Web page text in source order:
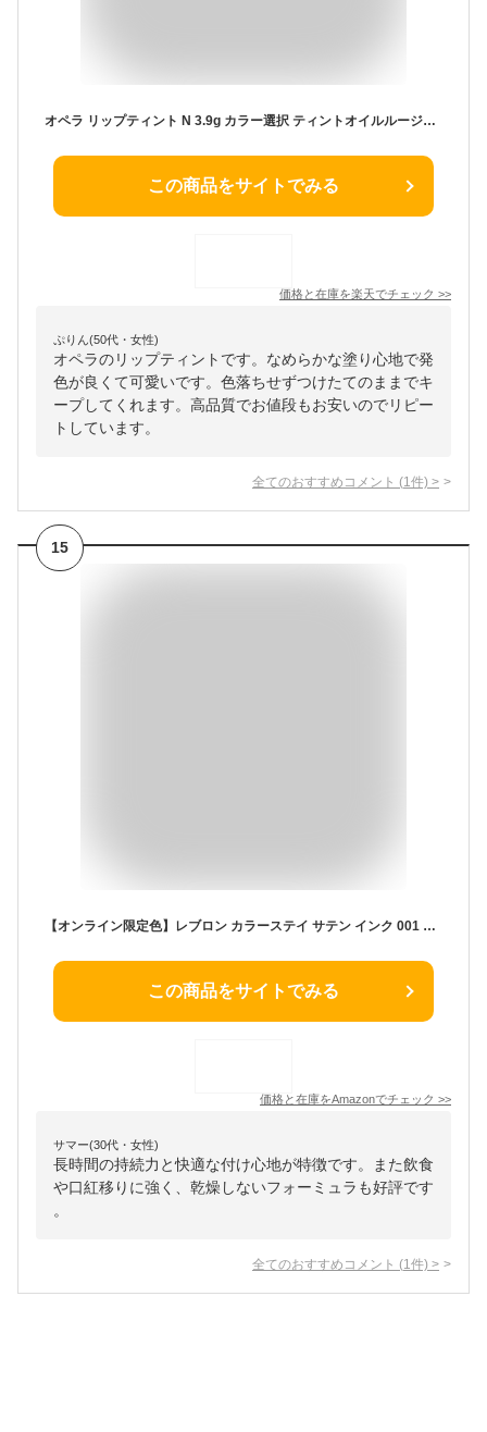
オペラ リップティント N 3.9g カラー選択 ティントオイルルージュ リップスティック OPERA 口紅 メール便無料[B][P1] イミュ
この商品をサイトでみる
価格と在庫を楽天でチェック >>
ぷりん(50代・女性)
オペラのリップティントです。なめらかな塗り心地で発
色が良くて可愛いです。色落ちせずつけたてのままでキ
ープしてくれます。高品質でお値段もお安いのでリピー
トしています。
全てのおすすめコメント (1 件) >
15
【オンライン限定色】レブロン カラーステイ サテン インク 001 ユア ゴー トゥ:ヌーディベージュ(イエベ) 落ちにくい 色移しにくい ほのツヤ サテンマット 5mL リップカラー 口紅 REVLON COLORSTAY SATIN INK 001 Your Go To 001 ユア ゴー トゥ 1 個(×1)
この商品をサイトでみる
価格と在庫をAmazonでチェック >>
サマー(30代・女性)
長時間の持続力と快適な付け心地が特徴です。また飲食
や口紅移りに強く、乾燥しないフォーミュラも好評です
。
全てのおすすめコメント (1 件) >